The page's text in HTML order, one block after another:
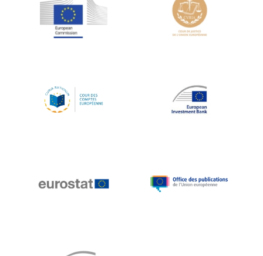
Jean-Louis Schiltz
Jean-Victor Louis
Johnny Åkerholm
Katharien L.C. Hunt
Klaus-Heiner Lehne